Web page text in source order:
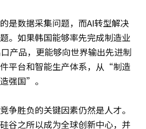
是数据采集问题，而AI转型解决
。如果韩国能够率先完成制造业
产品，更能够向世界输出先进制
平台和智能生产体系，从“制造
强国”。
争胜负的关键因素仍然是人才。
谷之所以成为全球创新中心，并